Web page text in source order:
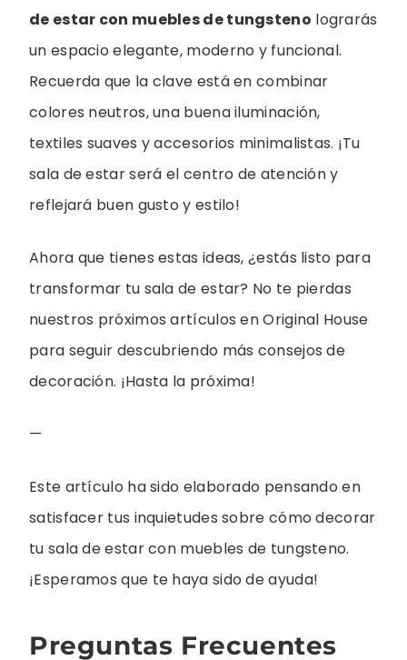
de estar con muebles de tungsteno lograrás
un espacio elegante, moderno y funcional.
Recuerda que la clave está en combinar
colores neutros, una buena iluminación,
textiles suaves y accesorios minimalistas. ¡Tu
sala de estar será el centro de atención y
reflejará buen gusto y estilo!
Ahora que tienes estas ideas, ¿estás listo para
transformar tu sala de estar? No te pierdas
nuestros próximos artículos en Original House
para seguir descubriendo más consejos de
decoración. ¡Hasta la próxima!
—
Este artículo ha sido elaborado pensando en
satisfacer tus inquietudes sobre cómo decorar
tu sala de estar con muebles de tungsteno.
¡Esperamos que te haya sido de ayuda!
Preguntas Frecuentes